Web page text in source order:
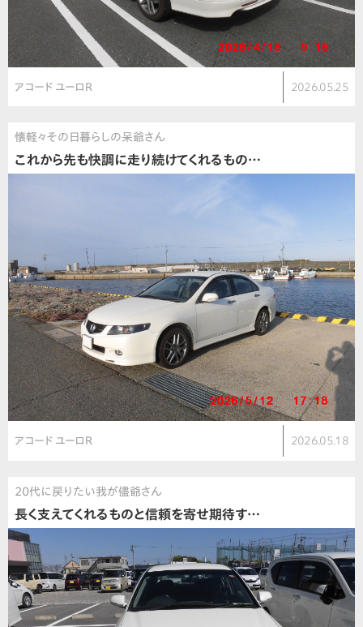
アコード ユーロR 2026.05.25
懐軽々その日暮らしの呆爺さん
これから先も快調に走り続けてくれるもの…
アコード ユーロR 2026.05.18
20代に戻りたい我が儘爺さん
長く支えてくれるものと信頼を寄せ期待す…